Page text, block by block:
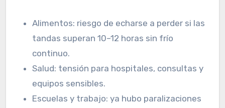
Alimentos: riesgo de echarse a perder si las
tandas superan 10–12 horas sin frío
continuo.
Salud: tensión para hospitales, consultas y
equipos sensibles.
Escuelas y trabajo: ya hubo paralizaciones